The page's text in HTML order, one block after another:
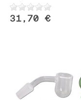
31,70 €